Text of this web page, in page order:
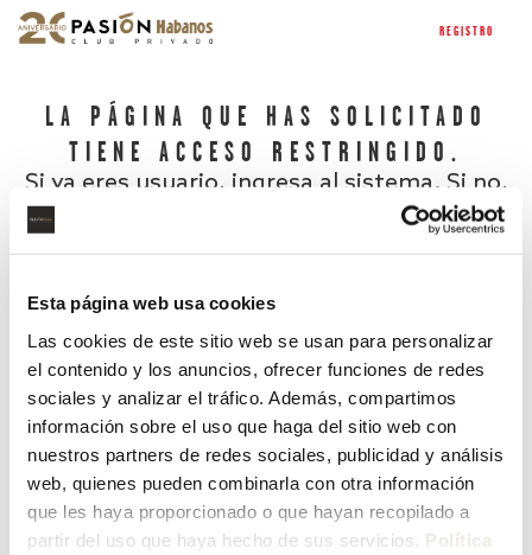
Esta página web usa cookies
Las cookies de este sitio web se usan para personalizar
el contenido y los anuncios, ofrecer funciones de redes
sociales y analizar el tráfico. Además, compartimos
información sobre el uso que haga del sitio web con
nuestros partners de redes sociales, publicidad y análisis
web, quienes pueden combinarla con otra información
que les haya proporcionado o que hayan recopilado a
partir del uso que haya hecho de sus servicios. Política
REGISTRO
LA PÁGINA QUE HAS SOLICITADO
TIENE ACCESO RESTRINGIDO.
Si ya eres usuario, ingresa al sistema. Si no,
¿Has olvidado tu contraseña?